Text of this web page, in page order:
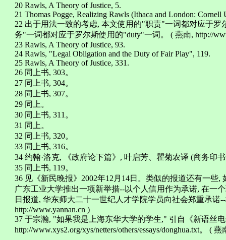
20 Rawls, A Theory of Justice, 5.
21 Thomas Pogge, Realizing Rawls (Ithaca and London: Cornell
22 出于用法一致的考虑, 本文使用的"职责"一词都对应于
务"一词都对应于罗尔斯使用的"duty"一词。 ( 燕南, http://
23 Rawls, A Theory of Justice, 93.
24 Rawls, "Legal Obligation and the Duty of Fair Play", 119.
25 Rawls, A Theory of Justice, 331.
26 同上书, 303。
27 同上书, 304。
28 同上书, 307。
29 同上。
30 同上书, 311。
31 同上。
32 同上书, 320。
33 同上书, 316。
34 约翰·洛克, 《政府论下篇》, 叶启芳、瞿菊农译 (商务印
35 同上书, 119。
36 见《新民晚报》2002年12月14日。类似的报道还有一些,
广东工业大学推出一项新举措--以个人信用作为承诺, 在一
日报道, 华东师大二十一世纪人才学院学员向社会郑重承诺
http://www.yannan.cn )
37 于宗瀚, "如果我是上海东华大学的学生," 引自《新语丝
http://www.xys2.org/xys/netters/others/essays/donghua.txt。 (